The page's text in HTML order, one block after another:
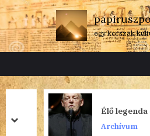
Skip
to
content
egy korszak
Élő legenda és
Archívum
prev
next